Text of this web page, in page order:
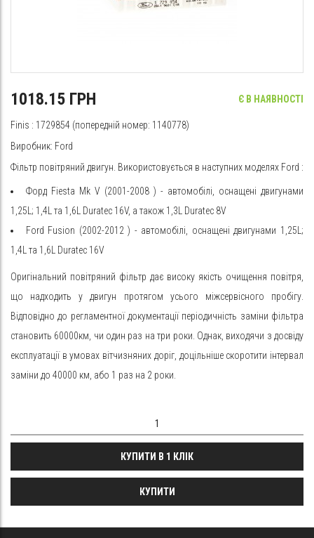
1018.15 ГРН Є В НАЯВНОСТІ
Finis : 1729854 (попередній номер: 1140778)
Виробник: Ford
Фільтр повітряний двигун. Використовується в наступних моделях Ford :
Форд Fiesta Mk V (2001-2008 ) - автомобілі, оснащені двигунами
1,25L; 1,4L та 1,6L Duratec 16V, а також 1,3L Duratec 8V
Ford Fusion (2002-2012 ) - автомобілі, оснащені двигунами 1,25L;
1,4L та 1,6L Duratec 16V
Оригінальний повітряний фільтр дає високу якість очищення повітря,
що надходить у двигун протягом усього міжсервісного пробігу.
Відповідно до регламентної документації періодичність заміни фільтра
становить 60000км, чи один раз на три роки. Однак, виходячи з досвіду
експлуатації в умовах вітчизняних доріг, доцільніше скоротити інтервал
заміни до 40000 км, або 1 раз на 2 роки.
КУПИТИ В 1 КЛІК
КУПИТИ